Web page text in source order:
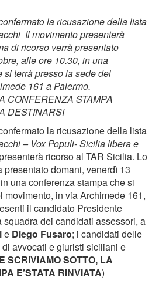
la ricusazione della lista
Il movimento presenterà
di ricorso verrà presentato
alle ore 10.30, in una
si terrà presso la sede del
161 a Palermo.
CONFERENZA STAMPA
DESTINARSI
la ricusazione della lista
– Vox Populi- Sicilia libera e
ricorso al TAR Sicilia. Lo
presentato domani, venerdì 13
una conferenza stampa che si
movimento, in via Archimede 161,
il candidato Presidente
squadra dei candidati assessori, a
e Diego Fusaro; i candidati delle
avvocati e giuristi siciliani e
SCRIVIAMO SOTTO, LA
E’STATA RINVIATA)